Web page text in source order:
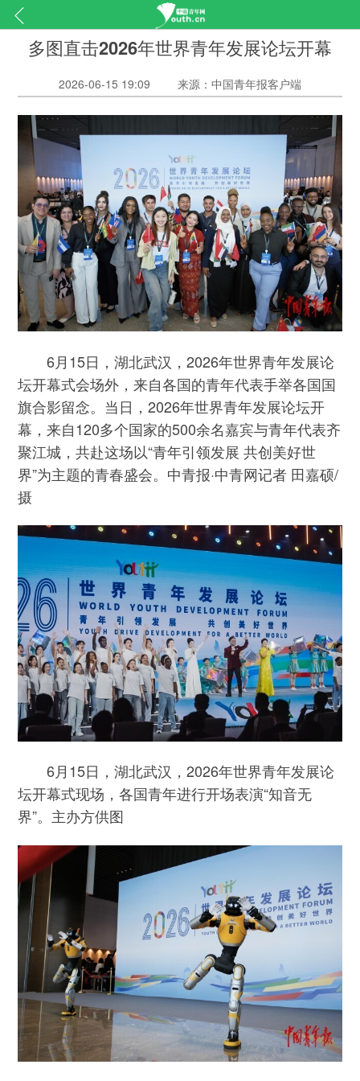
多图直击2026年世界青年发展论坛开幕
2026-06-15 19:09 来源：中国青年报客户端
6月15日，湖北武汉，2026年世界青年发展论
坛开幕式会场外，来自各国的青年代表手举各国国
旗合影留念。当日，2026年世界青年发展论坛开
幕，来自120多个国家的500余名嘉宾与青年代表齐
聚江城，共赴这场以“青年引领发展 共创美好世
界”为主题的青春盛会。中青报·中青网记者 田嘉硕/
摄
6月15日，湖北武汉，2026年世界青年发展论
坛开幕式现场，各国青年进行开场表演“知音无
界”。主办方供图